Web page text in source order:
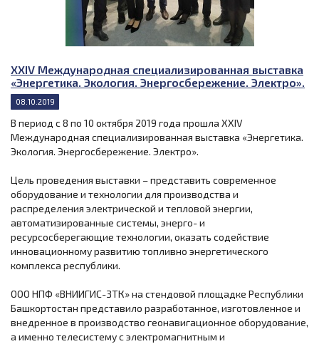
XXIV Международная специализированная выставка
«Энергетика. Экология. Энергосбережение. Электро».
08.10.2019
В период с 8 по 10 октября 2019 года прошла XXIV
Международная специализированная выставка «Энергетика.
Экология. Энергосбережение. Электро».
Цель проведения выставки – представить современное
оборудование и технологии для производства и
распределения электрической и тепловой энергии,
автоматизированные системы, энерго- и
ресурсосберегающие технологии, оказать содействие
инновационному развитию топливно энергетического
комплекса республики.
ООО НПФ «ВНИИГИС-ЗТК» на стендовой площадке Республики
Башкортостан представило разработанное, изготовленное и
внедренное в производство геонавигационное оборудование,
а именно телесистему с электромагнитным и